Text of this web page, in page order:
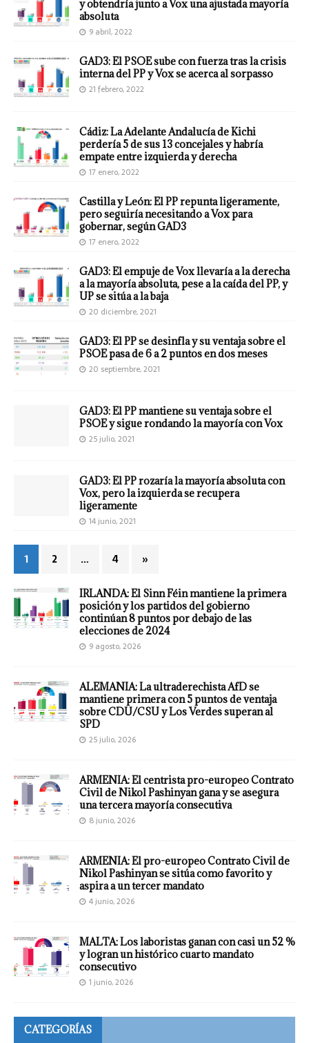
y obtendría junto a Vox una ajustada mayoría
absoluta
9 abril, 2022
GAD3: El PSOE sube con fuerza tras la crisis
interna del PP y Vox se acerca al sorpasso
21 febrero, 2022
Cádiz: La Adelante Andalucía de Kichi
perdería 5 de sus 13 concejales y habría
empate entre izquierda y derecha
17 enero, 2022
Castilla y León: El PP repunta ligeramente,
pero seguiría necesitando a Vox para
gobernar, según GAD3
17 enero, 2022
GAD3: El empuje de Vox llevaría a la derecha
a la mayoría absoluta, pese a la caída del PP, y
UP se sitúa a la baja
20 diciembre, 2021
GAD3: El PP se desinfla y su ventaja sobre el
PSOE pasa de 6 a 2 puntos en dos meses
20 septiembre, 2021
GAD3: El PP mantiene su ventaja sobre el
PSOE y sigue rondando la mayoría con Vox
25 julio, 2021
GAD3: El PP rozaría la mayoría absoluta con
Vox, pero la izquierda se recupera
ligeramente
14 junio, 2021
1 2 … 4 »
IRLANDA: El Sinn Féin mantiene la primera
posición y los partidos del gobierno
continúan 8 puntos por debajo de las
elecciones de 2024
9 agosto, 2026
ALEMANIA: La ultraderechista AfD se
mantiene primera con 5 puntos de ventaja
sobre CDU/CSU y Los Verdes superan al
SPD
25 julio, 2026
ARMENIA: El centrista pro-europeo Contrato
Civil de Nikol Pashinyan gana y se asegura
una tercera mayoría consecutiva
8 junio, 2026
ARMENIA: El pro-europeo Contrato Civil de
Nikol Pashinyan se sitúa como favorito y
aspira a un tercer mandato
4 junio, 2026
MALTA: Los laboristas ganan con casi un 52 %
y logran un histórico cuarto mandato
consecutivo
1 junio, 2026
CATEGORÍAS